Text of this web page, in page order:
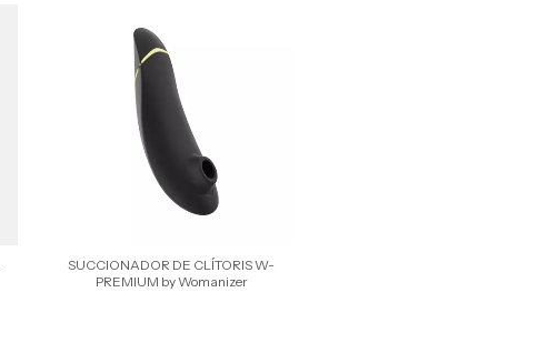
SUCCIONADOR DE CLÍTORIS W-
PREMIUM by Womanizer